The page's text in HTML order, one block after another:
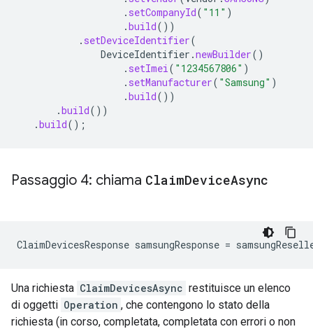
. setCompanyId( "11" )
.build())
. setDeviceIdentifier(
DeviceIdentifier .newBuilder()
. setImei( "1234567806" )
. setManufacturer( "Samsung" )
.build())
.build())
.build();
Passaggio 4: chiama ClaimDeviceAsync
ClaimDevicesResponse samsungResponse =
Una richiesta ClaimDevicesAsync restituisce un elenco
di oggetti Operation , che contengono lo stato della
richiesta (in corso, completata, completata con errori o non